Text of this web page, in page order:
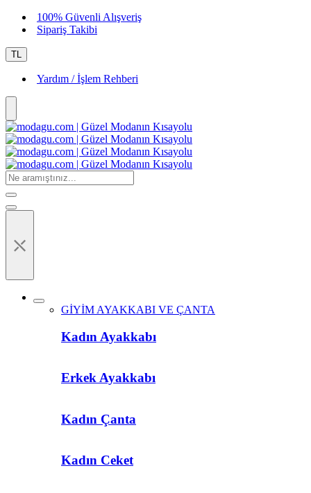
100% Güvenli Alışveriş
Sipariş Takibi
TL
Yardım / İşlem Rehberi
⤬
GİYİM AYAKKABI VE ÇANTA
Kadın Ayakkabı
Erkek Ayakkabı
Kadın Çanta
Kadın Ceket